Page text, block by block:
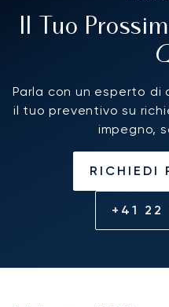
Il Tuo
Parla con un esperto di
il tuo preventivo su
impegno,
RICHIEDI
+41 22